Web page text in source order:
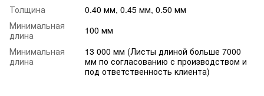
Толщина
0.40 мм, 0.45 мм, 0.50 мм
Минимальная
длина
100 мм
Минимальная
длина
13 000 мм (Листы длиной больше 7000
мм по согласованию с производством и
под ответственность клиента)